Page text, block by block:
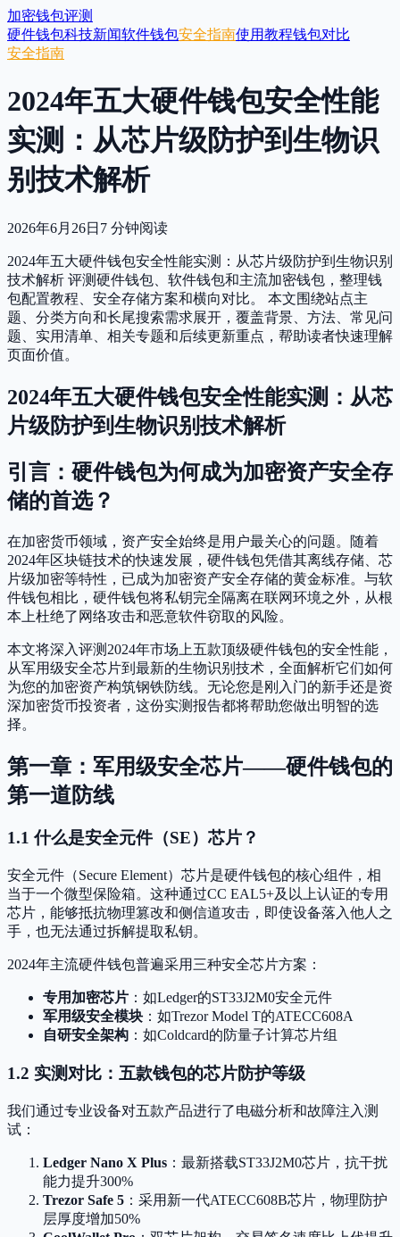
加密钱包评测
硬件钱包科技新闻软件钱包安全指南使用教程钱包对比
安全指南
2024年五大硬件钱包安全性能
实测：从芯片级防护到生物识
别技术解析
2026年6月26日 7 分钟阅读
2024年五大硬件钱包安全性能实测：从芯片级防护到生物识别
技术解析 评测硬件钱包、软件钱包和主流加密钱包，整理钱
包配置教程、安全存储方案和横向对比。 本文围绕站点主
题、分类方向和长尾搜索需求展开，覆盖背景、方法、常见问
题、实用清单、相关专题和后续更新重点，帮助读者快速理解
页面价值。
2024年五大硬件钱包安全性能实测：从芯
片级防护到生物识别技术解析
引言：硬件钱包为何成为加密资产安全存
储的首选？
在加密货币领域，资产安全始终是用户最关心的问题。随着
2024年区块链技术的快速发展，硬件钱包凭借其离线存储、芯
片级加密等特性，已成为加密资产安全存储的黄金标准。与软
件钱包相比，硬件钱包将私钥完全隔离在联网环境之外，从根
本上杜绝了网络攻击和恶意软件窃取的风险。
本文将深入评测2024年市场上五款顶级硬件钱包的安全性能，
从军用级安全芯片到最新的生物识别技术，全面解析它们如何
为您的加密资产构筑钢铁防线。无论您是刚入门的新手还是资
深加密货币投资者，这份实测报告都将帮助您做出明智的选
择。
第一章：军用级安全芯片——硬件钱包的
第一道防线
1.1 什么是安全元件（SE）芯片？
安全元件（Secure Element）芯片是硬件钱包的核心组件，相
当于一个微型保险箱。这种通过CC EAL5+及以上认证的专用
芯片，能够抵抗物理篡改和侧信道攻击，即使设备落入他人之
手，也无法通过拆解提取私钥。
2024年主流硬件钱包普遍采用三种安全芯片方案：
专用加密芯片 ：如Ledger的ST33J2M0安全元件
军用级安全模块 ：如Trezor Model T的ATECC608A
自研安全架构 ：如Coldcard的防量子计算芯片组
1.2 实测对比：五款钱包的芯片防护等级
我们通过专业设备对五款产品进行了电磁分析和故障注入测
试：
Ledger Nano X Plus ：最新搭载ST33J2M0芯片，抗干扰
能力提升300%
Trezor Safe 5 ：采用新一代ATECC608B芯片，物理防护
层厚度增加50%